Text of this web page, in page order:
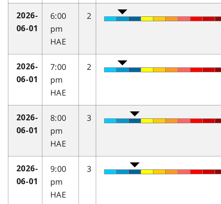
2026-
06-01
6:00
pm
HAE
2
2026-
06-01
7:00
pm
HAE
2
2026-
06-01
8:00
pm
HAE
3
2026-
06-01
9:00
pm
HAE
3